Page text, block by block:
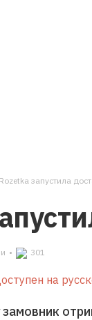
Rozetka запустила
• 301
на